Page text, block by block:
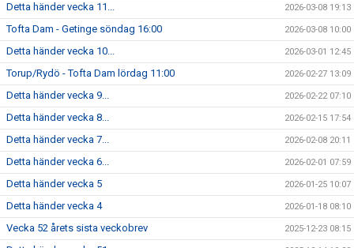
Detta händer vecka 11... 2026-03-08 19:13
Tofta Dam - Getinge söndag 16:00 2026-03-08 10:00
Detta händer vecka 10... 2026-03-01 12:45
Torup/Rydö - Tofta Dam lördag 11:00 2026-02-27 13:09
Detta händer vecka 9... 2026-02-22 07:10
Detta händer vecka 8... 2026-02-15 17:54
Detta händer vecka 7... 2026-02-08 20:11
Detta händer vecka 6... 2026-02-01 07:59
Detta händer vecka 5 2026-01-25 10:07
Detta händer vecka 4 2026-01-18 08:10
Vecka 52 årets sista veckobrev 2025-12-23 08:15